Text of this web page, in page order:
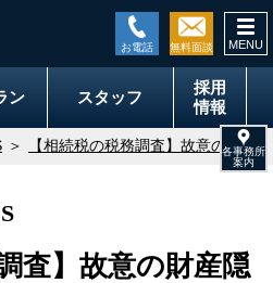
ン スタッフ
採用
情報
【相続税の税務調査】故意の財産
査】故意の財産隠